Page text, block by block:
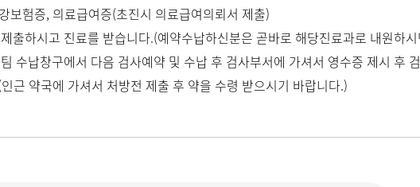
보험증, 의료급여증(초진시 의료급여의뢰서 제출)
출하시고 진료를 받습니다.(예약수납하신분은 곧바로 해당진료과로 내원하
수납창구에서 다음 검사예약 및 수납 후 검사부서에 가셔서 영수증 제시 후
근 약국에 가셔서 처방전 제출 후 약을 수령 받으시기 바랍니다.)